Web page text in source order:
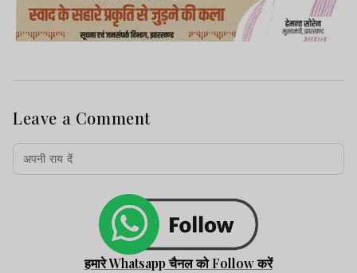
Leave a Comment
हमारे Whatsapp चैनल को Follow करें